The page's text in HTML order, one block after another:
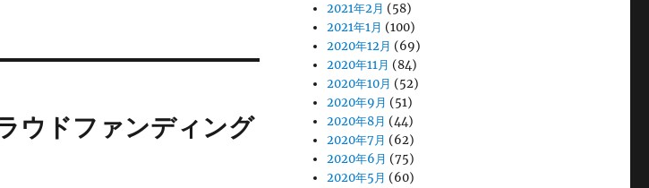
ウドファンディング
2021年2月 (58)
2021年1月 (100)
2020年12月 (69)
2020年11月 (84)
2020年10月 (52)
2020年9月 (51)
2020年8月 (44)
2020年7月 (62)
2020年6月 (75)
2020年5月 (60)